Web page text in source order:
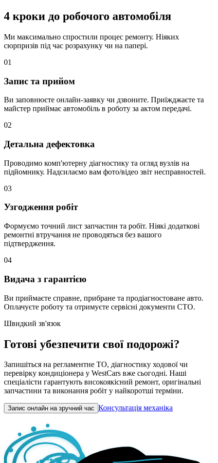
4 кроки до робочого автомобіля
Ми максимально спростили процес ремонту. Ніяких
сюрпризів під час розрахунку чи на папері.
01
Запис та прийом
Ви заповнюєте онлайн-заявку чи дзвоните. Приїжджаєте та
майстер приймає автомобіль в роботу за актом передачі.
02
Детальна дефектовка
Проводимо комп'ютерну діагностику та огляд вузлів на
підйомнику. Надсилаємо вам фото/відео звіт несправностей.
03
Узгодження робіт
Формуємо точний лист запчастин та робіт. Ніякі додаткові
ремонтні втручання не проводяться без вашого
підтвердження.
04
Видача з гарантією
Ви приймаєте справне, прибране та продіагностоване авто.
Оплачуєте роботу та отримуєте сервісні документи СТО.
Швидкий зв'язок
Готові убезпечити свої подорожі?
Запишіться на регламентне ТО, діагностику ходової чи
перевірку кондиціонера у WestCars вже сьогодні. Наші
спеціалісти гарантують високоякісний ремонт, оригінальні
запчастини та виконання робіт у найкоротші терміни.
Запис онлайн на зручний час Консультація механіка